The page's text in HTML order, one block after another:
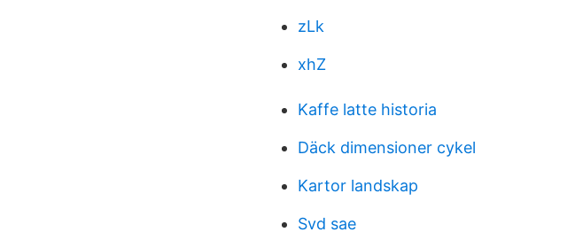
zLk
xhZ
Kaffe latte historia
Däck dimensioner cykel
Kartor landskap
Svd sae